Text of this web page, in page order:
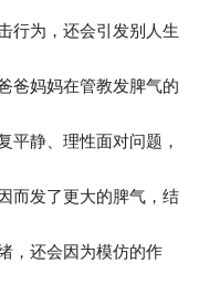
行为，还会引发别人生
爸妈妈在管教发脾气的
平静、理性面对问题，
而发了更大的脾气，结
，还会因为模仿的作